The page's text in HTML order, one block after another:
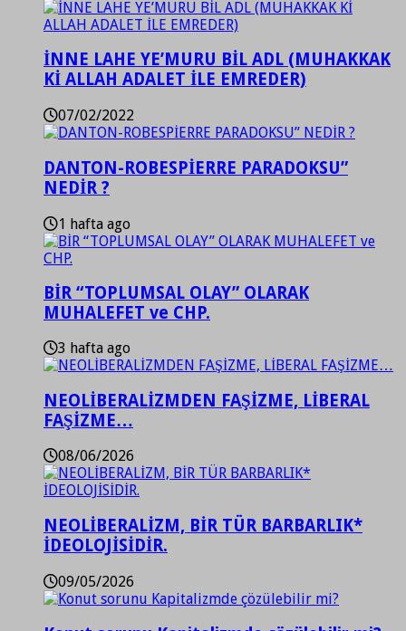
İNNE LAHE YE’MURU BİL ADL (MUHAKKAK
Kİ ALLAH ADALET İLE EMREDER)
07/02/2022
DANTON-ROBESPİERRE PARADOKSU”
NEDİR ?
1 hafta ago
BİR “TOPLUMSAL OLAY” OLARAK
MUHALEFET ve CHP.
3 hafta ago
NEOLİBERALİZMDEN FAŞİZME, LİBERAL
FAŞİZME…
08/06/2026
NEOLİBERALİZM, BİR TÜR BARBARLIK*
İDEOLOJİSİDİR.
09/05/2026